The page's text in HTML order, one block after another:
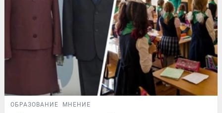
ОБРАЗОВАНИЕ МНЕНИЕ